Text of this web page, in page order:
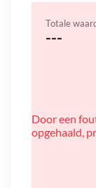
Totale
---
Door een
opgehaald,